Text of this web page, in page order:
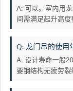
A: 可以。室内用
间需满足起升高度
Q: 龙门吊的使用
A: 设计寿命一般
要钢结构无疲劳裂